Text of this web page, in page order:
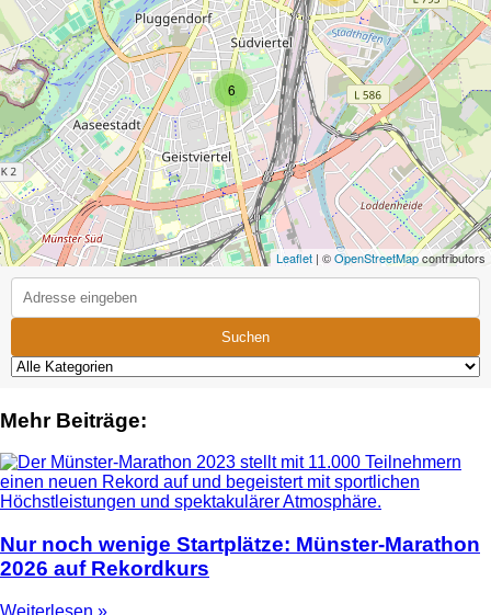
6
Leaflet | ©OpenStreetMapcontributors
Suchen
Mehr Beiträge:
Nur noch wenige Startplätze: Münster-Marathon
2026 auf Rekordkurs
Weiterlesen »